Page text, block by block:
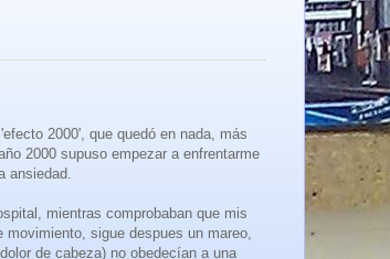
2000', que quedó en nada, más
2000 supuso empezar a enfrentarme
ansiedad.
mientras comprobaban que mis
sigue despues un mareo,
de cabeza) no obedecían a una